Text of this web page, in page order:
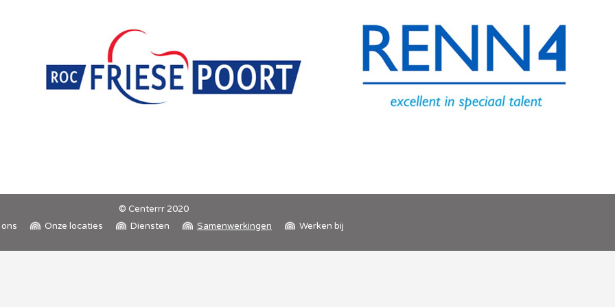
© Centerrr 2020
Onze locaties Diensten Samenwerkingen Werken bij